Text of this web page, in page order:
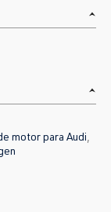
motor para Audi